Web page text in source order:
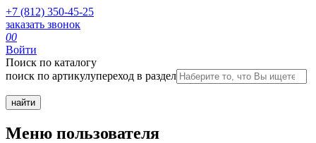
+7 (812) 350-45-25
заказать звонок
00
Войти
Поиск по каталогу
поиск по артикулупереход в раздел
Меню пользователя